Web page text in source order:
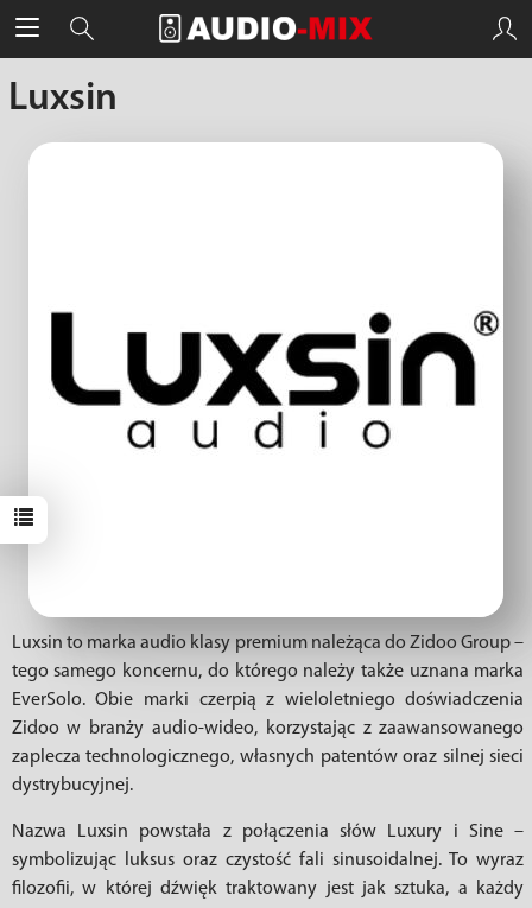
Luxsin
Luxsin to marka audio klasy premium należąca do Zidoo Group –
tego samego koncernu, do którego należy także uznana marka
EverSolo. Obie marki czerpią z wieloletniego doświadczenia
Zidoo w branży audio-wideo, korzystając z zaawansowanego
zaplecza technologicznego, własnych patentów oraz silnej sieci
dystrybucyjnej.
Nazwa Luxsin powstała z połączenia słów Luxury i Sine –
symbolizując luksus oraz czystość fali sinusoidalnej. To wyraz
filozofii, w której dźwięk traktowany jest jak sztuka, a każdy